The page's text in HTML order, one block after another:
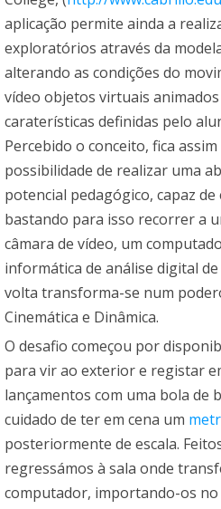
aplicação permite ainda a
exploratórios através da
alterando as condições do
vídeo objetos virtuais
caraterísticas definidas pelo
Percebido o conceito, fica
possibilidade de realizar uma
potencial pedagógico, capaz
bastando para isso recorrer a
câmara de vídeo, um
informática de análise digital
volta transforma-se num
Cinemática e Dinâmica.
O desafio começou por
para vir ao exterior e registar
lançamentos com uma bola de
cuidado de ter em cena um
posteriormente de escala.
regressámos à sala onde
computador, importando-os no